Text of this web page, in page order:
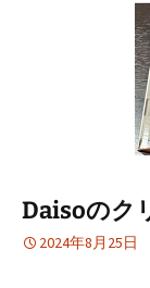
Daisoのク
2024年8月25日